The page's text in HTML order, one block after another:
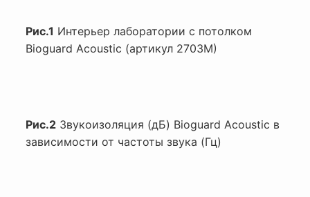
Рис.1 Интерьер лаборатории с потолком
Bioguard Acoustic (артикул 2703M)
Рис.2 Звукоизоляция (дБ) Bioguard Acoustic в
зависимости от частоты звука (Гц)